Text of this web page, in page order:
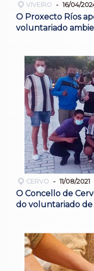
VIVEIRO 16/04/
O Proxecto Ríos
voluntariado
CERVO 11/08/2021
O Concello de
do voluntariado de